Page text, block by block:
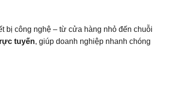
bị công nghệ – từ cửa hàng nhỏ đến chuỗi
tuyến, giúp doanh nghiệp nhanh chóng